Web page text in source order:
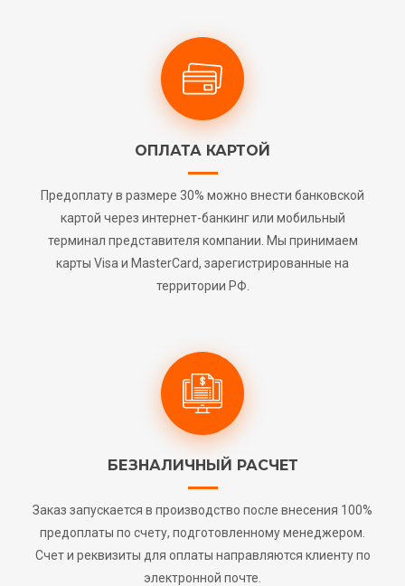
ОПЛАТА КАРТОЙ
Предоплату в размере 30% можно внести банковской
картой через интернет-банкинг или мобильный
терминал представителя компании. Мы принимаем
карты Visa и MasterCard, зарегистрированные на
территории РФ.
БЕЗНАЛИЧНЫЙ РАСЧЕТ
Заказ запускается в производство после внесения 100%
предоплаты по счету, подготовленному менеджером.
Счет и реквизиты для оплаты направляются клиенту по
электронной почте.